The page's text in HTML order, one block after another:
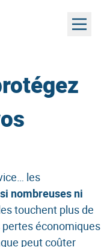
les
nombreuses ni
touchent plus de
économiques
peut coûter